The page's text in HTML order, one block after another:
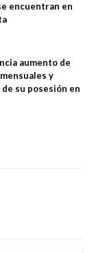
encuentran en
aumento de
y
su posesión en